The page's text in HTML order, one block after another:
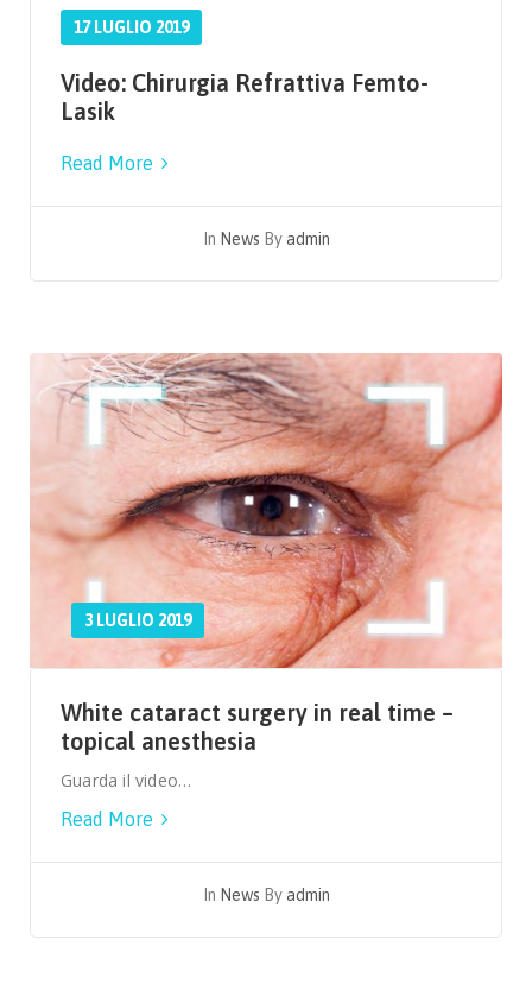
17 LUGLIO 2019
Video: Chirurgia Refrattiva Femto-
Lasik
Read More
In News Byadmin
3 LUGLIO 2019
White cataract surgery in real time –
topical anesthesia
Guarda il video…
Read More
In News Byadmin